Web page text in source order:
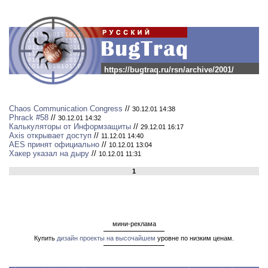
https://bugtraq.ru/rsn/archive/2001/
Chaos Communication Congress // 30.12.01 14:38
Phrack #58 // 30.12.01 14:32
Калькуляторы от Информзащиты // 29.12.01 16:17
Axis открывает доступ // 11.12.01 14:40
AES принят официально // 10.12.01 13:04
Хакер указал на дыру // 10.12.01 11:31
1
мини-реклама
Купить дизайн проекты на высочайшем уровне по низким ценам.